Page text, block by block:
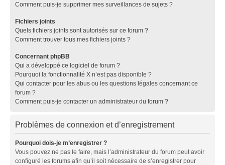
Comment puis-je supprimer mes surveillances de sujets ?
Fichiers joints
Quels fichiers joints sont autorisés sur ce forum ?
Comment trouver tous mes fichiers joints ?
Concernant phpBB
Qui a développé ce logiciel de forum ?
Pourquoi la fonctionnalité X n’est pas disponible ?
Qui contacter pour les abus ou les questions légales concernant ce
forum ?
Comment puis-je contacter un administrateur du forum ?
Problèmes de connexion et d’enregistrement
Pourquoi dois-je m’enregistrer ?
Vous pouvez ne pas le faire, mais l’administrateur du forum peut avoir
configuré les forums afin qu’il soit nécessaire de s’enregistrer pour